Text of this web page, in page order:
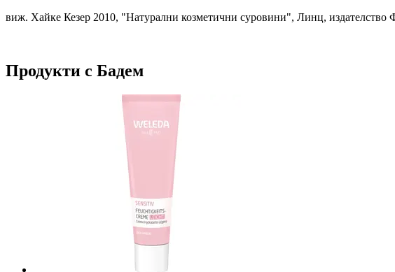
виж. Хайке Кезер 2010, "Натурални козметични суровини", Линц, издателство
Продукти с Бадем